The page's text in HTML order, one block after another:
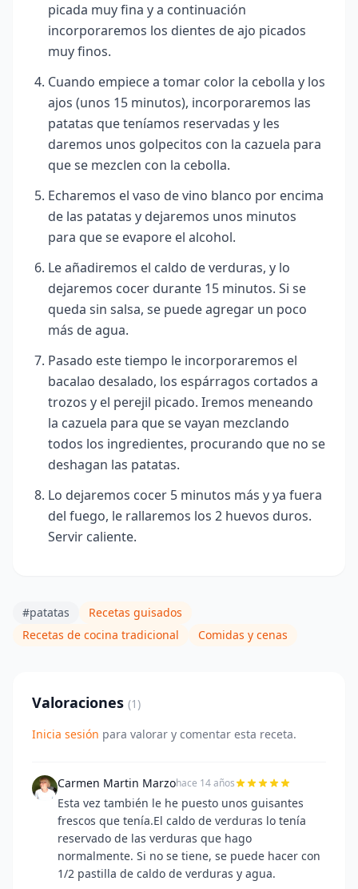
picada muy fina y a continuación
incorporaremos los dientes de ajo picados
muy finos.
Cuando empiece a tomar color la cebolla y los
ajos (unos 15 minutos), incorporaremos las
patatas que teníamos reservadas y les
daremos unos golpecitos con la cazuela para
que se mezclen con la cebolla.
Echaremos el vaso de vino blanco por encima
de las patatas y dejaremos unos minutos
para que se evapore el alcohol.
Le añadiremos el caldo de verduras, y lo
dejaremos cocer durante 15 minutos. Si se
queda sin salsa, se puede agregar un poco
más de agua.
Pasado este tiempo le incorporaremos el
bacalao desalado, los espárragos cortados a
trozos y el perejil picado. Iremos meneando
la cazuela para que se vayan mezclando
todos los ingredientes, procurando que no se
deshagan las patatas.
Lo dejaremos cocer 5 minutos más y ya fuera
del fuego, le rallaremos los 2 huevos duros.
Servir caliente.
#patatas
Recetas guisados
Recetas de cocina tradicional
Comidas y cenas
Valoraciones (1)
Inicia sesión para valorar y comentar esta receta.
Carmen Martin Marzohace 14 años
Esta vez también le he puesto unos guisantes
frescos que tenía.El caldo de verduras lo tenía
reservado de las verduras que hago
normalmente. Si no se tiene, se puede hacer con
1/2 pastilla de caldo de verduras y agua.